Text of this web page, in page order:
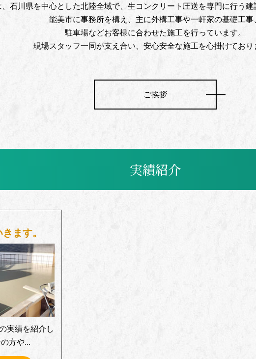
石川県を中心とした北陸全域で、生コンクリート圧送を専門に行う建
能美市に事務所を構え、主に外構工事や一軒家の基礎工事
駐車場などお客様に合わせた施工を行っています。
現場スタッフ一同が支え合い、安心安全な施工を心掛けており
ご挨拶
実績紹介
ます。
実績を紹介し
方や...